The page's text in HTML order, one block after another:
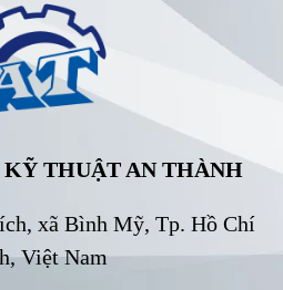
THUẬT AN THÀNH
xã Bình Mỹ, Tp. Hồ Chí
Việt Nam